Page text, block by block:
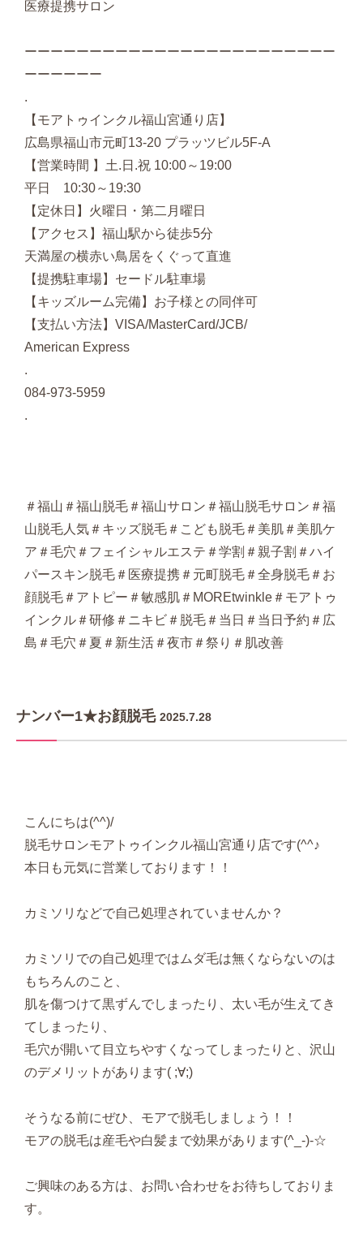
医療提携サロン
ーーーーーーーーーーーーーーーーーーーーーーーー
ーーーーーー
.
【モアトゥインクル福山宮通り店】
広島県福山市元町13-20 プラッツビル5F-A
【営業時間 】土.日.祝 10:00～19:00
平日 10:30～19:30
【定休日】火曜日・第二月曜日
【アクセス】福山駅から徒歩5分
天満屋の横赤い鳥居をくぐって直進
【提携駐車場】セードル駐車場
【キッズルーム完備】お子様との同伴可
【支払い方法】VISA/MasterCard/JCB/
American Express
.
084-973-5959
.
＃福山＃福山脱毛＃福山サロン＃福山脱毛サロン＃福
山脱毛人気＃キッズ脱毛＃こども脱毛＃美肌＃美肌ケ
ア＃毛穴＃フェイシャルエステ＃学割＃親子割＃ハイ
パースキン脱毛＃医療提携＃元町脱毛＃全身脱毛＃お
顔脱毛＃アトピー＃敏感肌＃MOREtwinkle＃モアトゥ
インクル＃研修＃ニキビ＃脱毛＃当日＃当日予約＃広
島＃毛穴＃夏＃新生活＃夜市＃祭り＃肌改善
ナンバー1★お顔脱毛 2025.7.28
こんにちは(^^)/
脱毛サロンモアトゥインクル福山宮通り店です(^^♪
本日も元気に営業しております！！
カミソリなどで自己処理されていませんか？
カミソリでの自己処理ではムダ毛は無くならないのは
もちろんのこと、
肌を傷つけて黒ずんでしまったり、太い毛が生えてき
てしまったり、
毛穴が開いて目立ちやすくなってしまったりと、沢山
のデメリットがあります( ;∀;)
そうなる前にぜひ、モアで脱毛しましょう！！
モアの脱毛は産毛や白髪まで効果があります(^_-)-☆
ご興味のある方は、お問い合わせをお待ちしておりま
す。